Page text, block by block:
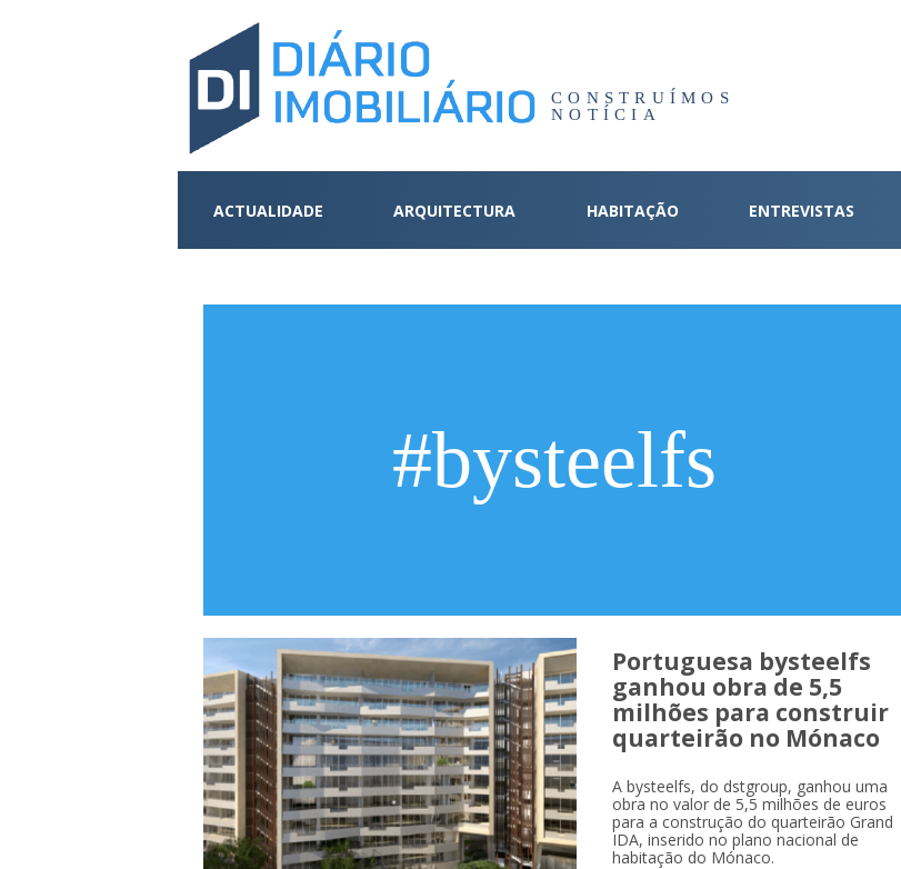
CONSTRUÍMOS
NOTÍCIA
ACTUALIDADE ARQUITECTURA HABITAÇÃO ENTREVISTAS
#bysteelfs
Portuguesa bysteelfs
ganhou obra de 5,5
milhões para construir
quarteirão no Mónaco
A bysteelfs, do dstgroup, ganhou uma
obra no valor de 5,5 milhões de euros
para a construção do quarteirão Grand
IDA, inserido no plano nacional de
habitação do Mónaco.